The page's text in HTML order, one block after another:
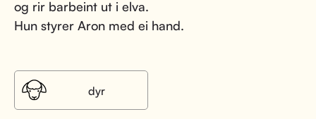
og rir barbeint ut i elva.
Hun styrer Aron med ei hand.
dyr